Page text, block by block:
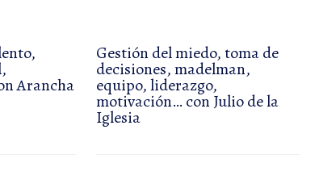
Arancha
Gestión del miedo, toma de
decisiones, madelman,
equipo, liderazgo,
motivación… con Julio de la
Iglesia